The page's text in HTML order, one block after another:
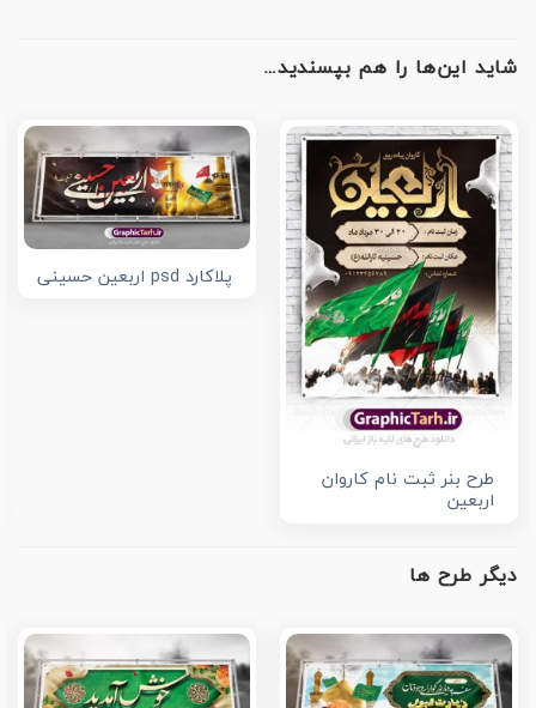
شاید این‌ها را هم بپسندید…
طرح بنر ثبت نام کاروان
اربعین
پلاکارد psd اربعین حسینی
دیگر طرح ها